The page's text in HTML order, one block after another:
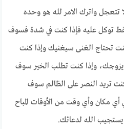
واترك الامر لله هو وحده
توكل عليه فإذا كنت في شدة فسوف
تحتاج الغنى سيغنيك وإذا كنت
وإذا كنت تطلب الخير سوف
تريد النصر على الظالم سوف
مكان وأي وقت من الأوقات المباح
الله لدعائك.